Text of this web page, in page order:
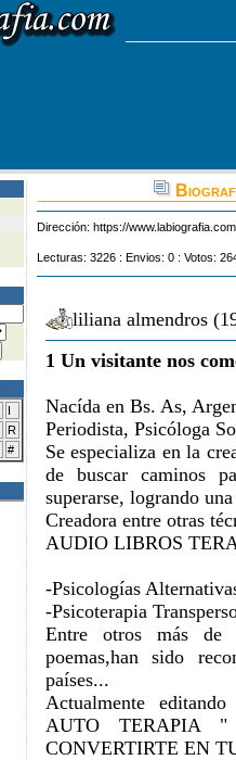
I
R
#
Dirección: https://
Lecturas: 3226 : Envios: 0 : Votos:
liliana almendros
1 Un visitante nos
Nacída en Bs. As,
Periodista, Psicóloga
Se especializa en la
de buscar caminos
superarse, logrando
Creadora entre otras
AUDIO LIBROS
-Psicologías
-Psicoterapia
Entre otros más
poemas,han sido
países...
Actualmente
AUTO TERAPIA
CONVERTIRTE EN